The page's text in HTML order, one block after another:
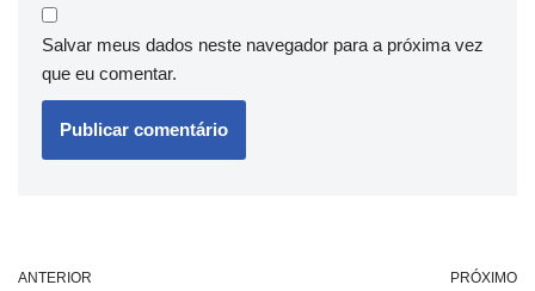
Salvar meus dados neste navegador para a próxima vez
que eu comentar.
ANTERIOR PRÓXIMO